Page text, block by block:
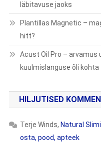
läbitavuse jaoks
Plantillas Magnetic –
hitt?
Acust Oil Pro – arvamus
kuulmislanguse õli kohta
HILJUTISED
Terje Winds, Natural
osta, pood, apteek